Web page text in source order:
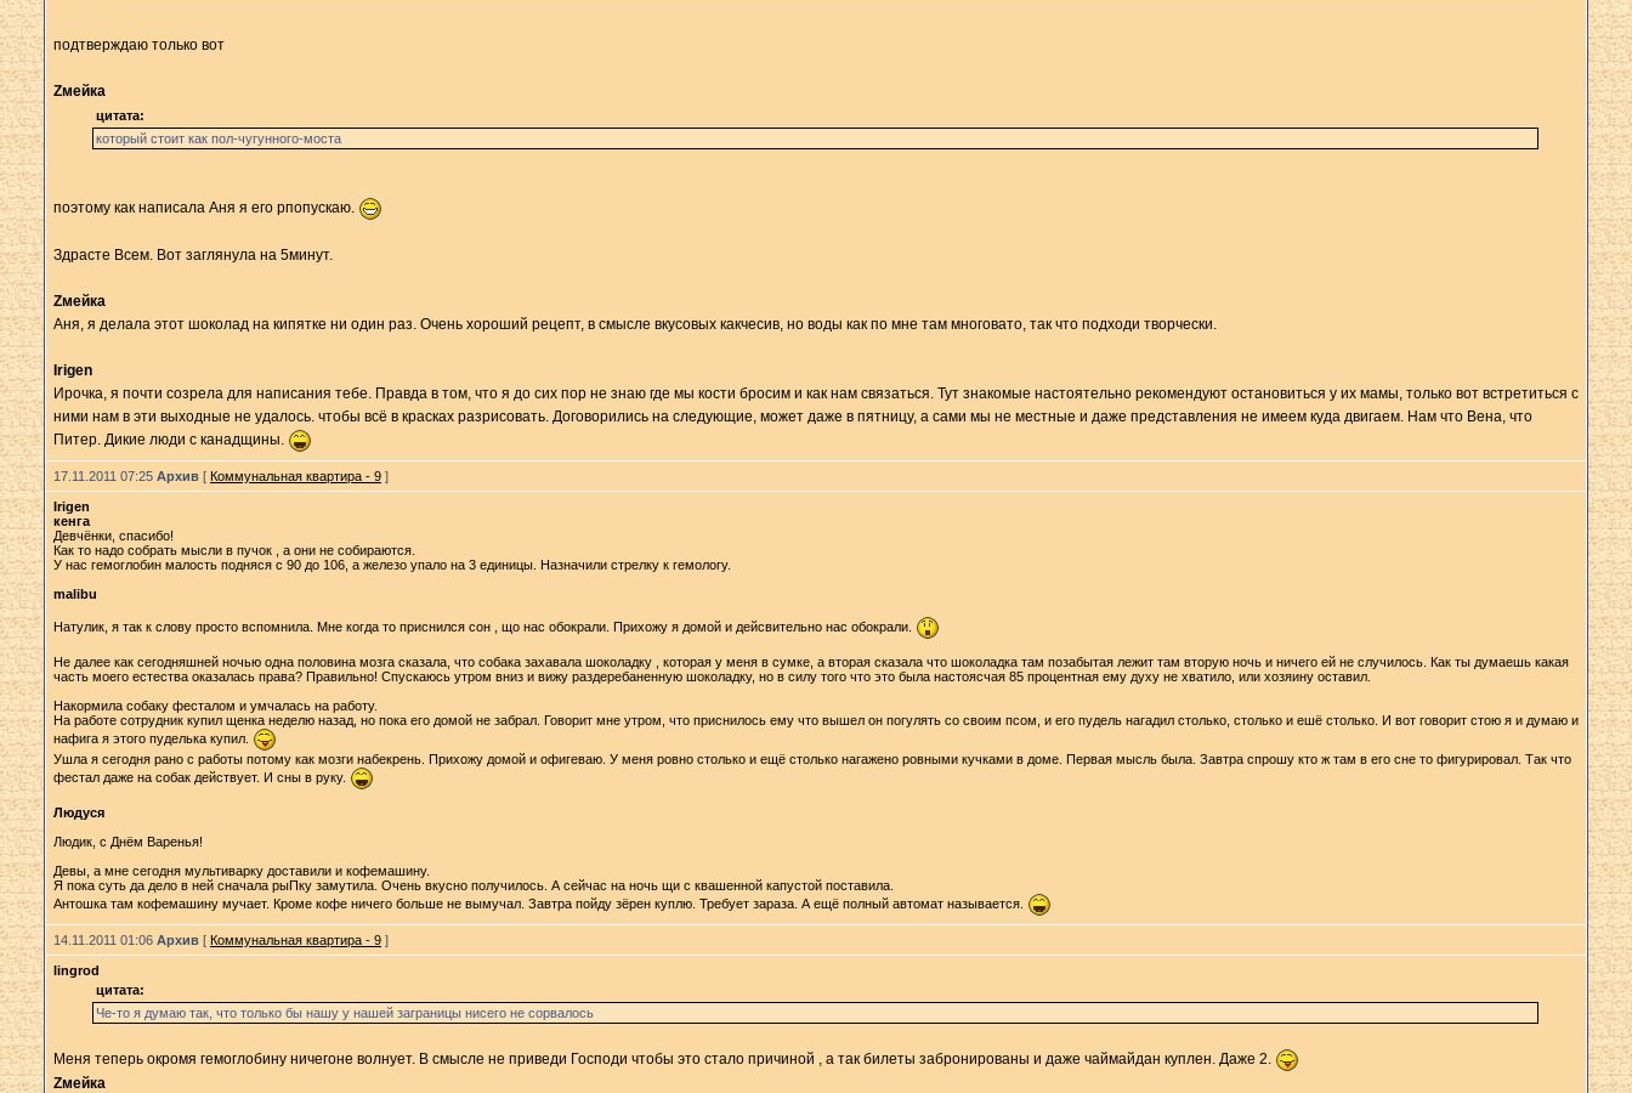
подтверждаю только вот
Zмейка
цитата:
который стоит как пол-чугунного-моста
поэтому как написала Аня я его рпопускаю.
Здрасте Всем. Вот заглянула на 5минут.
Zмейка
Аня, я делала этот шоколад на кипятке ни один раз. Очень хороший рецепт, в смысле вкусовых какчесив, но воды как по мне там многовато, так что подходи творчески.
Irigen
Ирочка, я почти созрела для написания тебе. Правда в том, что я до сих пор не знаю где мы кости бросим и как нам связаться. Тут знакомые настоятельно рекомендуют остановиться у их мамы, только вот встретиться с
ними нам в эти выходные не удалось. чтобы всё в красках разрисовать. Договорились на следующие, может даже в пятницу, а сами мы не местные и даже представления не имеем куда двигаем. Нам что Вена, что
Питер. Дикие люди с канадщины.
17.11.2011 07:25 Архив[ Коммунальная квартира - 9]
Irigen
кенга
Девчёнки, спасибо!
Как то надо собрать мысли в пучок , а они не собираются.
У нас гемоглобин малость подняся с 90 до 106, а железо упало на 3 единицы. Назначили стрелку к гемологу.
malibu
Натулик, я так к слову просто вспомнила. Мне когда то приснился сон , що нас обокрали. Прихожу я домой и дейсвительно нас обокрали.
Не далее как сегодняшней ночью одна половина мозга сказала, что собака захавала шоколадку , которая у меня в сумке, а вторая сказала что шоколадка там позабытая лежит там вторую ночь и ничего ей не случилось. Как ты думаешь какая
часть моего естества оказалась права? Правильно! Спускаюсь утром вниз и вижу раздеребаненную шоколадку, но в силу того что это была настоясчая 85 процентная ему духу не хватило, или хозяину оставил.
Накормила собаку фесталом и умчалась на работу.
На работе сотрудник купил щенка неделю назад, но пока его домой не забрал. Говорит мне утром, что приснилось ему что вышел он погулять со своим псом, и его пудель нагадил столько, столько и ешё столько. И вот говорит стою я и думаю и
нафига я этого пуделька купил.
Ушла я сегодня рано с работы потому как мозги набекрень. Прихожу домой и офигеваю. У меня ровно столько и ещё столько нагажено ровными кучками в доме. Первая мысль была. Завтра спрошу кто ж там в его сне то фигурировал. Так что
фестал даже на собак действует. И сны в руку.
Людуся
Людик, с Днём Варенья!
Девы, а мне сегодня мультиварку доставили и кофемашину.
Я пока суть да дело в ней сначала рыПку замутила. Очень вкусно получилось. А сейчас на ночь щи с квашенной капустой поставила.
Антошка там кофемашину мучает. Кроме кофе ничего больше не вымучал. Завтра пойду зёрен куплю. Требует зараза. А ещё полный автомат называется.
14.11.2011 01:06 Архив[ Коммунальная квартира - 9]
lingrod
цитата:
Че-то я думаю так, что только бы нашу у нашей заграницы нисего не сорвалось
Меня теперь окромя гемоглобину ничегоне волнует. В смысле не приведи Господи чтобы это стало причиной , а так билеты забронированы и даже чаймайдан куплен. Даже 2.
Zмейка